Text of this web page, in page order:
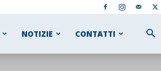
NOTIZIE CONTATTI